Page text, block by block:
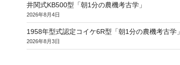
井関式KB500型「朝1分の農機考古学」
2026年8月4日
1958年型式認定コイケ6R型「朝1分の農機考古学」
2026年8月3日